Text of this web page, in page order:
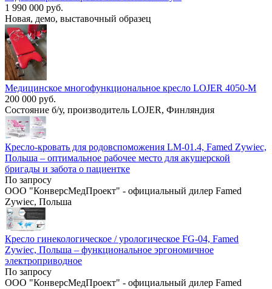
1 990 000 руб.
Новая, демо, выставочный образец
Медицинское многофункциональное кресло LOJER 4050-M
200 000 руб.
Состояние б/у, производитель LOJER, Финляндия
Кресло-кровать для родовспоможения LM-01.4, Famed Zywiec,
Польша – оптимальное рабочее место для акушерской
бригады и забота о пациентке
По запросу
ООО "КонверсМедПроект" - официальный дилер Famed
Zywiec, Польша
Кресло гинекологическое / урологическое FG-04, Famed
Zywiec, Польша – функциональное эргономичное
электроприводное
По запросу
ООО "КонверсМедПроект" - официальный дилер Famed